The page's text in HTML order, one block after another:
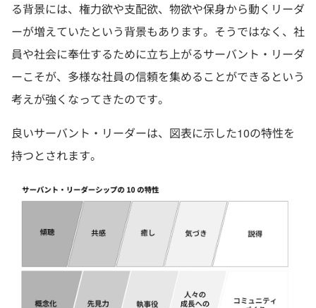
る背景には、権力欲や支配欲、物欲や保身から動くリーダ
ーが増えていたという背景もあります。そうではなく、社
員や社会に奉仕するために立ち上がるサーバント・リーダ
ーこそが、多様な社員の信頼を集めることができるという
考えが強くなってきたのです。
良いサーバント・リーダーは、図表に示した10の特性を
持つとされます。